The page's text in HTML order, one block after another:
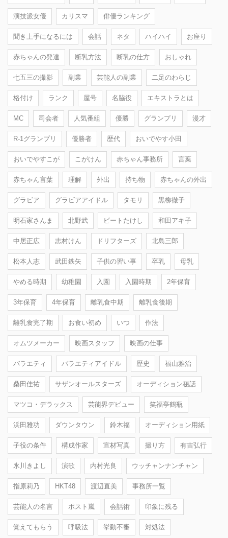
演技派女優 カリスマ 俳優ランキング
聞き上手になるには 会話 ネタ ハイハイ お座り
赤ちゃんの発達 断乳方法 断乳の仕方 おしゃれ
七五三の撮影 副業 芸能人の副業 二足のわらじ
格付け ランク 屋号 名脇役 エキストラとは
MC 司会者 人気番組 優勝 グランプリ 漫才
R-1グランプリ 優勝者 歴代 おいでやす小田
おいでやすこが こがけん 赤ちゃん事務所 言葉
赤ちゃん言葉 理解 外出 持ち物 赤ちゃんの外出
グラビア グラビアアイドル タモリ 黒柳徹子
明石家さんま 北野武 ビートたけし 和田アキ子
中居正広 志村けん ドリフターズ 北島三郎
松本人志 武田鉄矢 子供の習い事 卒乳 母乳
やめる時期 幼稚園 入園 入園時期 2年保育
3年保育 4年保育 離乳食中期 離乳食後期
離乳食完了期 お食い初め いつ 作法
オムツメーカー 映画スタッフ 映画の仕事
バラエティ バラエティアイドル 歴史 福山雅治
桑田佳祐 サザンオールスターズ オーディション秘話
マツコ・デラックス 芸能界デビュー 笑福亭鶴瓶
浜田雅功 ダウンタウン 鈴木福 オーディション用紙
子役の条件 構成作家 宣材写真 撮り方 有吉弘行
氷川きよし 演歌 内村光良 ウッチャンナンチャン
指原莉乃 HKT48 渡辺直美 事務所一覧
芸能人の名言 ポスト嵐 会話術 印象に残る
覚えてもらう 呼吸法 挙動不審 対処法